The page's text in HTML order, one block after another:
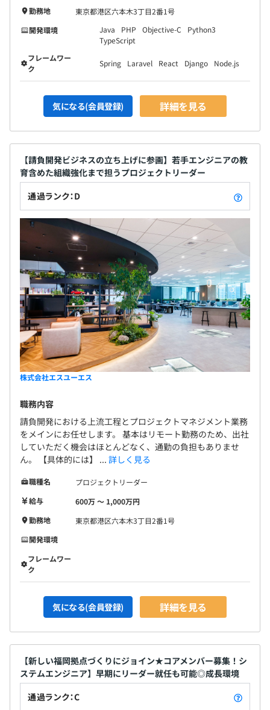
勤務地
東京都港区六本木3丁目2番1号
開発環境
Java PHP Objective-C
Python3
TypeScript
フレームワー
ク
Spring Laravel React Django Node.js
気になる(会員登録) 詳細を見る
【請負開発ビジネスの立ち上げに参画】若手エンジニアの教
育含めた組織強化まで担うプロジェクトリーダー
通過ランク：D
株式会社エスユーエス
職務内容
請負開発における上流工程とプロジェクトマネジメント業務
をメインにお任せします。 基本はリモート勤務のため、出社
していただく機会はほとんどなく、通勤の負担もありませ
ん。 【具体的には】 ... 詳しく見る
職種名
プロジェクトリーダー
給与
600万 〜 1,000万円
勤務地
東京都港区六本木3丁目2番1号
開発環境
フレームワー
ク
気になる(会員登録) 詳細を見る
【新しい福岡拠点づくりにジョイン★コアメンバー募集！シ
ステムエンジニア】早期にリーダー就任も可能◎成長環境
通過ランク：C